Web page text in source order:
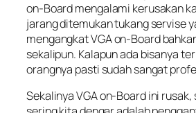
on-Board mengalami kerusakan
jarang ditemukan tukang servise
mengangkat VGA on-Board
sekalipun. Kalapun ada bisanya
orangnya pasti sudah sangat
Sekalinya VGA on-Board ini